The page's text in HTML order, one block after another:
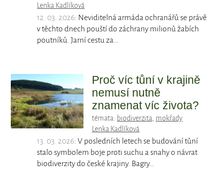
Lenka Kadlíková
12. 03. 2026: Neviditelná armáda ochranářů se právě
v těchto dnech pouští do záchrany milionů žabích
poutníků. Jarní cestu za…
Proč víc tůní v krajině
nemusí nutně
znamenat víc života?
témata: biodiverzita, mokřady
Lenka Kadlíková
13. 03. 2026: V posledních letech se budování tůní
stalo symbolem boje proti suchu a snahy o návrat
biodiverzity do české krajiny. Bagry…